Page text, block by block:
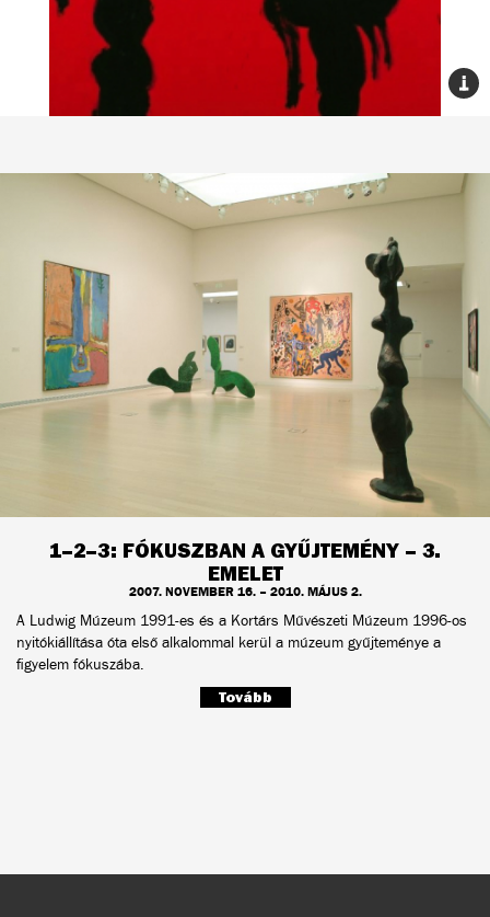
1–2–3: FÓKUSZBAN A GYŰJTEMÉNY – 3.
EMELET
2007. NOVEMBER 16. – 2010. MÁJUS 2.
A Ludwig Múzeum 1991-es és a Kortárs Művészeti Múzeum 1996-os
nyitókiállítása óta első alkalommal kerül a múzeum gyűjteménye a
figyelem fókuszába.
Tovább